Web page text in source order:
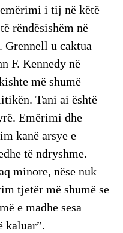
i tij në këtë
rëndësishëm në
u caktua
F. Kennedy në
më shumë
Tani ai është
Emërimi dhe
kanë arsye e
të ndryshme.
minore, nëse nuk
tjetër më shumë se
e madhe sesa
kaluar”.